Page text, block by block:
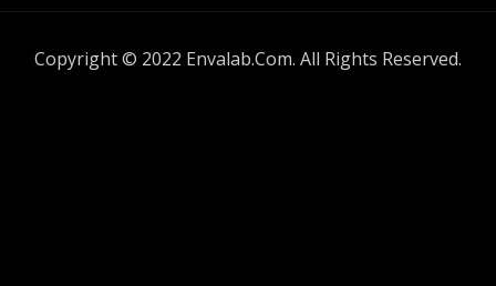
Copyright © 2022 Envalab.Com. All Rights Reserved.